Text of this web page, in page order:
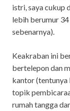
istri, saya cukup
lebih berumur 34
sebenarnya).
Keakraban ini
bertelepon dan
kantor (tentunya
topik
rumah tangga